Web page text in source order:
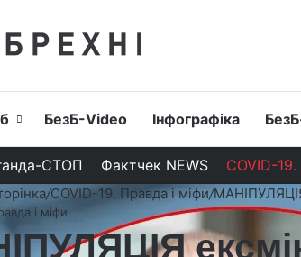
БезБ-Video Інфографіка
СТОП Фактчек NEWS COVID-
/COVID-19. Правда і міфи/
і міфи